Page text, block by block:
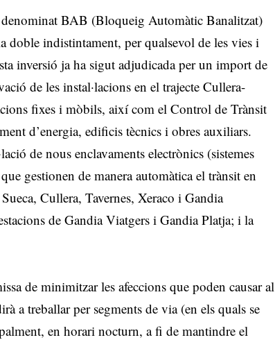
denominat BAB (Bloqueig Automàtic Banalitzat)
doble indistintament, per qualsevol de les vies i
inversió ja ha sigut adjudicada per un import de
de les instal·lacions en el trajecte Cullera-
fixes i mòbils, així com el Control de Trànsit
d’energia, edificis tècnics i obres auxiliars.
de nous enclavaments electrònics (sistemes
gestionen de manera automàtica el trànsit en
Cullera, Tavernes, Xeraco i Gandia
de Gandia Viatgers i Gandia Platja; i la
de minimitzar les afeccions que poden causar al
a treballar per segments de via (en els quals se
en horari nocturn, a fi de mantindre el